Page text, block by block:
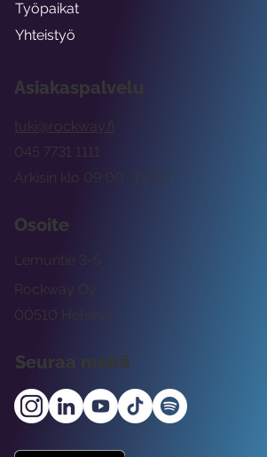
Asiakaspalvelu
tuki@rockway.fi
Arkisin klo 09:00 -15:00
045 7731 1111
Osoite
Rockway Oy
Lemuntie 3-5
00510 Helsinki
Seuraa meitä
Työpaikat
Yhteistyö